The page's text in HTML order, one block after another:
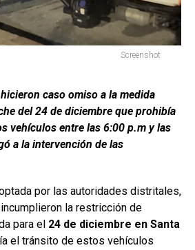
Screenshot
caso omiso a la medida
del 24 de diciembre que prohibía
vehículos entre las 6:00 p.m y las
a la intervención de las
por las autoridades distritales,
la restricción de
para el 24 de diciembre en Santa
el tránsito de estos vehículos